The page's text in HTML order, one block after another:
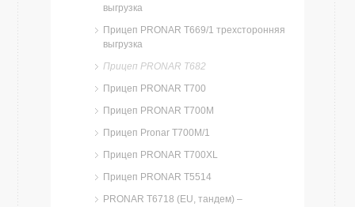
выгрузка
Прицеп PRONAR T669/1 трехсторонняя
выгрузка
Прицеп PRONAR T682
Прицеп PRONAR T700
Прицеп PRONAR T700М
Прицеп Pronar Т700М/1
Прицеп PRONAR T700XL
Прицеп PRONAR T5514
PRONAR T6718 (EU, тандем) –